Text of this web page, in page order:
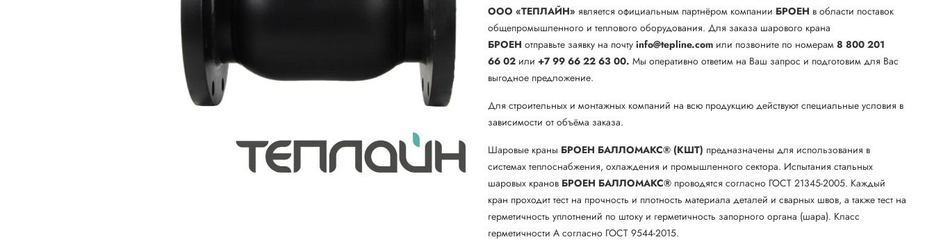
ООО «ТЕПЛАЙН» является официальным партнёром компании БРОЕН в области поставок
общепромышленного и теплового оборудования. Для заказа шарового крана
БРОЕН отправьте заявку на почту info@tepline.com или позвоните по номерам 8 800 201
66 02 или +7 99 66 22 63 00. Мы оперативно ответим на Ваш запрос и подготовим для Вас
выгодное предложение.
Для строительных и монтажных компаний на всю продукцию действуют специальные условия в
зависимости от объёма заказа.
Шаровые краны БРОЕН БАЛЛОМАКС® (КШТ) предназначены для использования в
системах теплоснабжения, охлаждения и промышленного сектора. Испытания стальных
шаровых кранов БРОЕН БАЛЛОМАКС® проводятся согласно ГОСТ 21345-2005. Каждый
кран проходит тест на прочность и плотность материала деталей и сварных швов, а также тест на
герметичность уплотнений по штоку и герметичность запорного органа (шара). Класс
герметичности А согласно ГОСТ 9544-2015.